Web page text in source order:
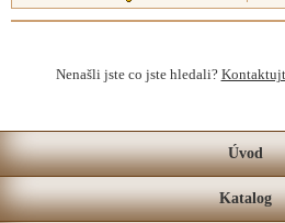
Nenašli jste co jste hledali?
Úvod
Katalog